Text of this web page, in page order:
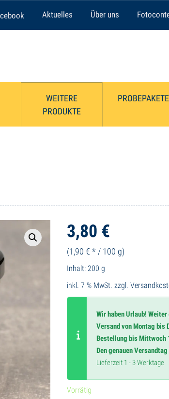
Aktuelles Über uns
WEITERE
PRODUKTE
PROBEPAKETE
3,80 €
(1,90€ * / 100 g)
Inhalt: 200g
inkl. 7 % MwSt. zzgl.
Wir haben Urlaub!
Versand von Montag bis
Bestellung bis Mittwoch
Den genauen
Lieferzeit 1 - 3 Werktage
Vorrätig